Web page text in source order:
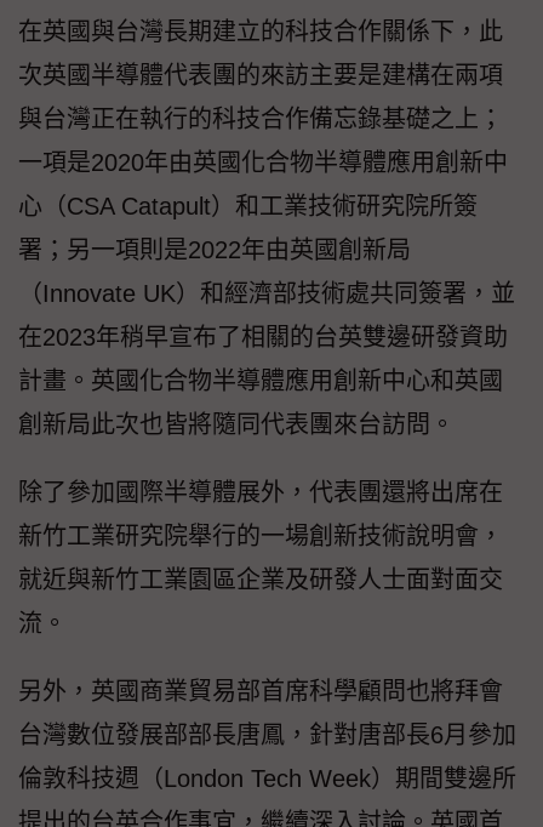
在英國與台灣長期建立的科技合作關係下，此
次英國半導體代表團的來訪主要是建構在兩項
與台灣正在執行的科技合作備忘錄基礎之上；
一項是2020年由英國化合物半導體應用創新中
心（CSA Catapult）和工業技術研究院所簽
署；另一項則是2022年由英國創新局
（Innovate UK）和經濟部技術處共同簽署，並
在2023年稍早宣布了相關的台英雙邊研發資助
計畫。英國化合物半導體應用創新中心和英國
創新局此次也皆將隨同代表團來台訪問。
除了參加國際半導體展外，代表團還將出席在
新竹工業研究院舉行的一場創新技術說明會，
就近與新竹工業園區企業及研發人士面對面交
流。
另外，英國商業貿易部首席科學顧問也將拜會
台灣數位發展部部長唐鳳，針對唐部長6月參加
倫敦科技週（London Tech Week）期間雙邊所